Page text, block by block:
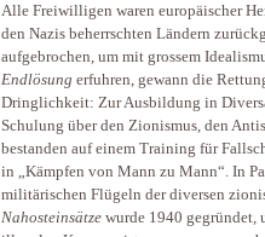
Alle Freiwilligen waren europäischer
den Nazis beherrschten Ländern
aufgebrochen, um mit grossem
Endlösung erfuhren, gewann die
Dringlichkeit: Zur Ausbildung in
Schulung über den Zionismus, den
bestanden auf einem Training für
in „Kämpfen von Mann zu Mann“. In
militärischen Flügeln der diversen
Nahosteinsätze wurde 1940